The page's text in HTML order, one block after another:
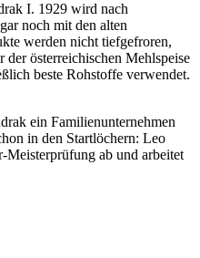
I. 1929 wird nach
noch mit den alten
werden nicht tiefgefroren,
österreichischen Mehlspeise
beste Rohstoffe verwendet.
ein Familienunternehmen
in den Startlöchern: Leo
ab und arbeitet